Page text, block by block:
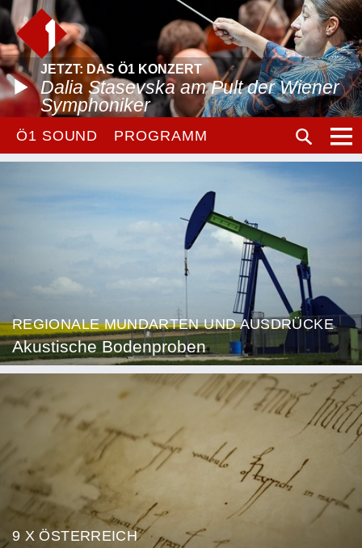
JETZT: DAS Ö1 KONZERT
Dalia Stasevska am Pult der Wiener
Symphoniker
Ö1 SOUND PROGRAMM
REGIONALE MUNDARTEN UND AUSDRÜCKE
Akustische Bodenproben
9 X ÖSTERREICH